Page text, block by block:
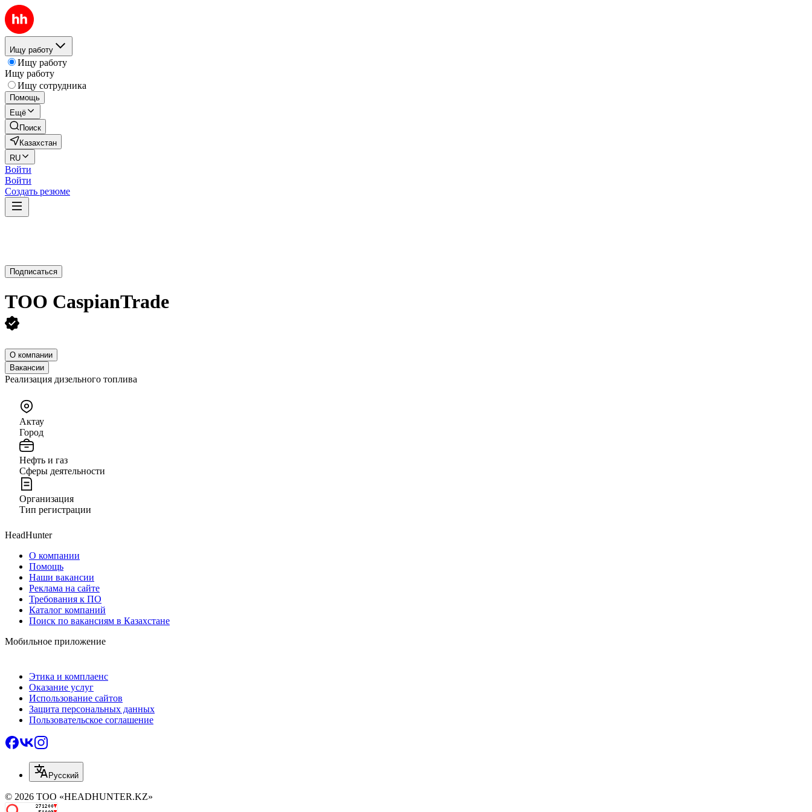
Ищу работу
Ищу работу
Ищу работу
Ищу сотрудника
Помощь
Ещё
Поиск
Казахстан
RU
Войти
Войти
Создать резюме
Подписаться
ТОО CaspianTrade
О компании
Вакансии
Реализация дизельного топлива
Актау
Город
Нефть и газ
Сферы деятельности
Организация
Тип регистрации
HeadHunter
О компании
Помощь
Наши вакансии
Реклама на сайте
Требования к ПО
Каталог компаний
Поиск по вакансиям в Казахстане
Мобильное приложение
Этика и комплаенс
Оказание услуг
Использование сайтов
Защита персональных данных
Пользовательское соглашение
Русский
© 2026 ТОО «HEADHUNTER.KZ»